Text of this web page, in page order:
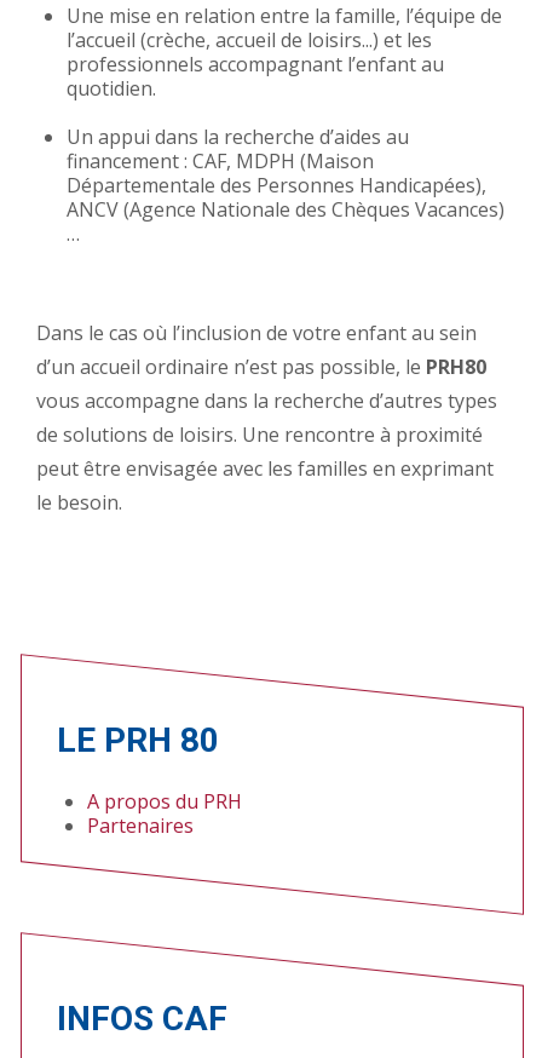
Une mise en relation entre la famille, l’équipe de
l’accueil (crèche, accueil de loisirs...) et les
professionnels accompagnant l’enfant au
quotidien.
Un appui dans la recherche d’aides au
financement : CAF, MDPH (Maison
Départementale des Personnes Handicapées),
ANCV (Agence Nationale des Chèques Vacances)
…
Dans le cas où l’inclusion de votre enfant au sein
d’un accueil ordinaire n’est pas possible, le PRH80
vous accompagne dans la recherche d’autres types
de solutions de loisirs. Une rencontre à proximité
peut être envisagée avec les familles en exprimant
le besoin.
LE PRH 80
A propos du PRH
Partenaires
INFOS CAF